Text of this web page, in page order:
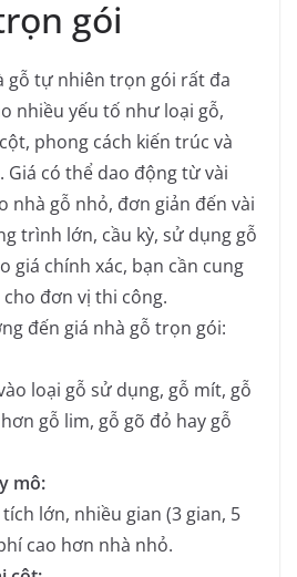
gói
gỗ tự nhiên trọn gói rất đa
nhiều yếu tố như loại gỗ,
phong cách kiến trúc và
Giá có thể dao động từ vài
nhà gỗ nhỏ, đơn giản đến vài
trình lớn, cầu kỳ, sử dụng gỗ
giá chính xác, bạn cần cung
đơn vị thi công.
đến giá nhà gỗ trọn gói:
loại gỗ sử dụng, gỗ mít, gỗ
gỗ lim, gỗ gõ đỏ hay gỗ
mô:
lớn, nhiều gian (3 gian, 5
cao hơn nhà nhỏ.